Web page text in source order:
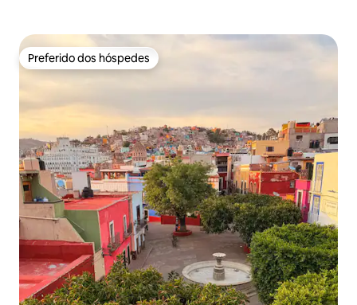
Preferido dos hóspedes
Preferido dos hóspedes